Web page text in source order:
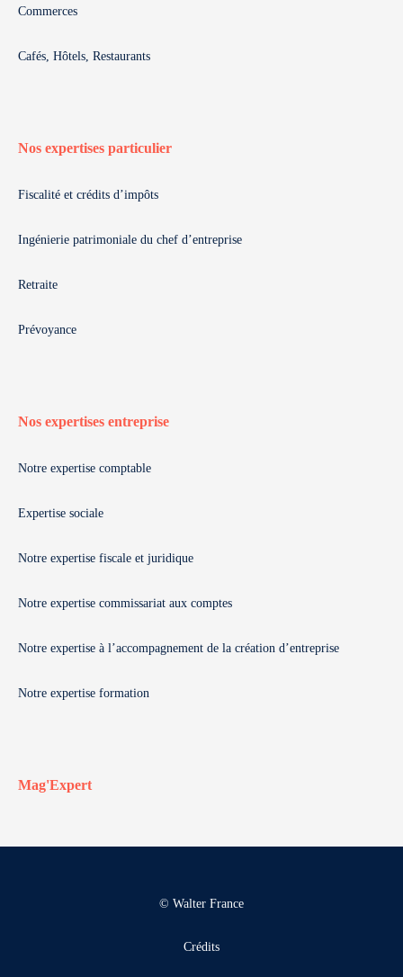
Commerces
Cafés, Hôtels, Restaurants
Nos expertises particulier
Fiscalité et crédits d’impôts
Ingénierie patrimoniale du chef d’entreprise
Retraite
Prévoyance
Nos expertises entreprise
Notre expertise comptable
Expertise sociale
Notre expertise fiscale et juridique
Notre expertise commissariat aux comptes
Notre expertise à l’accompagnement de la création d’entreprise
Notre expertise formation
Mag'Expert
© Walter France
Crédits